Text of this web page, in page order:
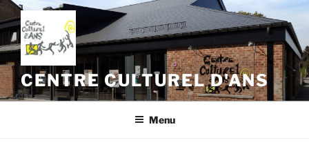
Aller
au
contenu
principal
CENTRE CULTUREL D'ANS
Menu